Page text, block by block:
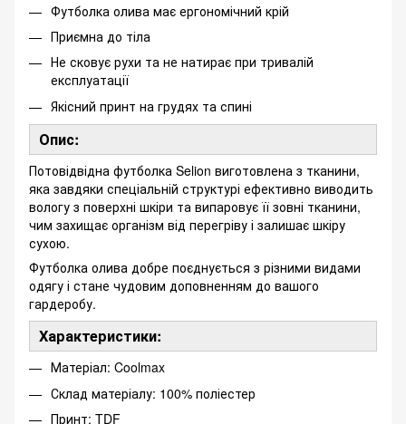
Футболка олива має ергономічний крій
Приємна до тіла
Не сковує рухи та не натирає при тривалій
експлуатації
Якісний принт на грудях та спині
Опис:
Потовідвідна футболка Selion виготовлена з тканини,
яка завдяки спеціальній структурі ефективно виводить
вологу з поверхні шкіри та випаровує її зовні тканини,
чим захищає організм від перегріву і залишає шкіру
сухою.
Футболка олива добре поєднується з різними видами
одягу і стане чудовим доповненням до вашого
гардеробу.
Характеристики:
Матеріал: Coolmax
Склад матеріалу: 100% поліестер
Принт: TDF